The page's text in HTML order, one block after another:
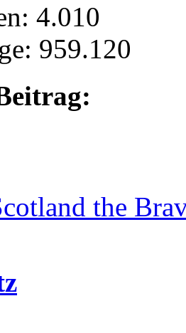
4.010
959.120
the